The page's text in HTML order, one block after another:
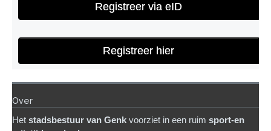
Registreer via eID
Registreer hier
Over
Het stadsbestuur van Genk voorziet in een ruim sport-en